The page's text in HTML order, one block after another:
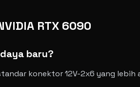
RTX 6090
baru?
konektor 12V-2x6 yang lebih